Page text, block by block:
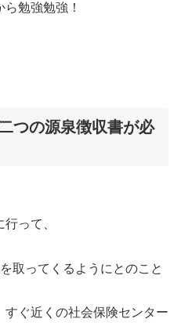
勉強勉強！
つの源泉徴収書が必
って、
取ってくるようにとのこと
ぐ近くの社会保険センター